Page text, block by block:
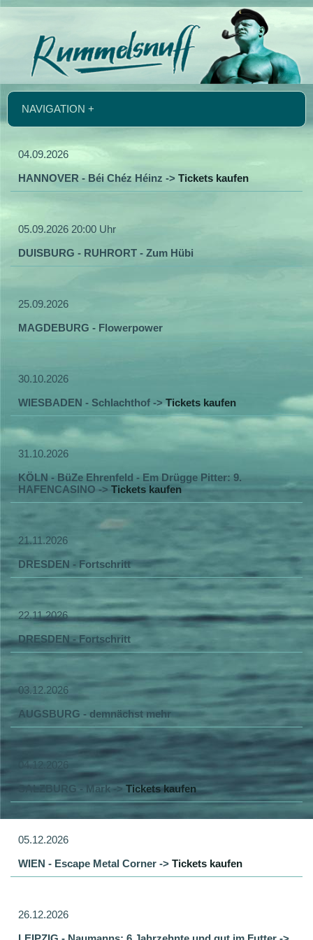
NAVIGATION +
04.09.2026
HANNOVER - Béi Chéz Héinz -> Tickets kaufen
05.09.2026 20:00 Uhr
DUISBURG - RUHRORT - Zum Hübi
25.09.2026
MAGDEBURG - Flowerpower
30.10.2026
WIESBADEN - Schlachthof -> Tickets kaufen
31.10.2026
KÖLN - BüZe Ehrenfeld - Em Drügge Pitter: 9.
HAFENCASINO -> Tickets kaufen
21.11.2026
DRESDEN - Fortschritt
22.11.2026
DRESDEN - Fortschritt
03.12.2026
AUGSBURG - demnächst mehr
04.12.2026
SALZBURG - Mark -> Tickets kaufen
05.12.2026
WIEN - Escape Metal Corner -> Tickets kaufen
26.12.2026